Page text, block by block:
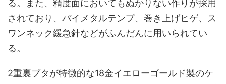
る。また、精度面においてもぬかりない作りが採用
されており、バイメタルテンプ、巻き上げヒゲ、ス
ワンネック緩急針などがふんだんに用いられてい
る。
2重裏ブタが特徴的な18金イエローゴールド製のケ